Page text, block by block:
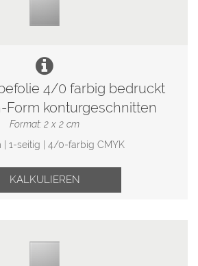
4/0 farbig bedruckt
Form konturgeschnitten
Format: 2 x 2 cm
| 1-seitig | 4/0-farbig CMYK
KALKULIEREN